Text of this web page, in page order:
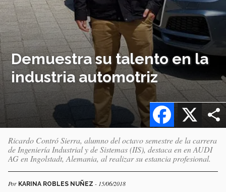
Demuestra su talento en la
industria automotriz
X
Facebook
Ricardo Contró Sierra, alumno del octavo semestre de la carrera
de Ingeniería Industrial y de Sistemas (IIS), destaca en en AUDI
AG en Ingolstadt, Alemania, al realizar su estancia profesional.
Por KARINA ROBLES NUÑEZ - 15/06/2018